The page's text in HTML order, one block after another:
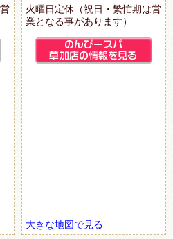
火曜日定休（祝日・繁忙期は営
業となる事があります）
大きな地図で見る